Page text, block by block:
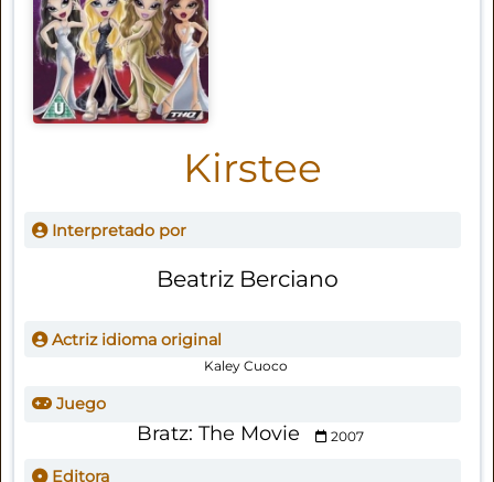
Kirstee
Interpretado por
Beatriz Berciano
Actriz idioma original
Kaley Cuoco
Juego
Bratz: The Movie 2007
Editora